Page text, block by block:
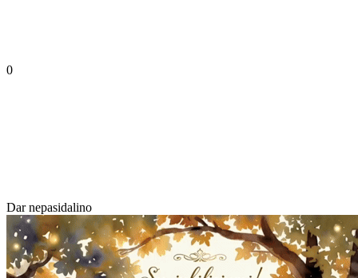
0
Dar nepasidalino